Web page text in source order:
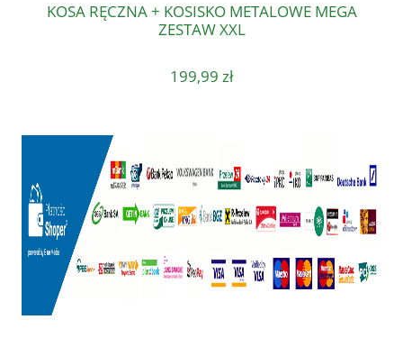
KOSA RĘCZNA + KOSISKO METALOWE MEGA
ZESTAW XXL
199,99 zł